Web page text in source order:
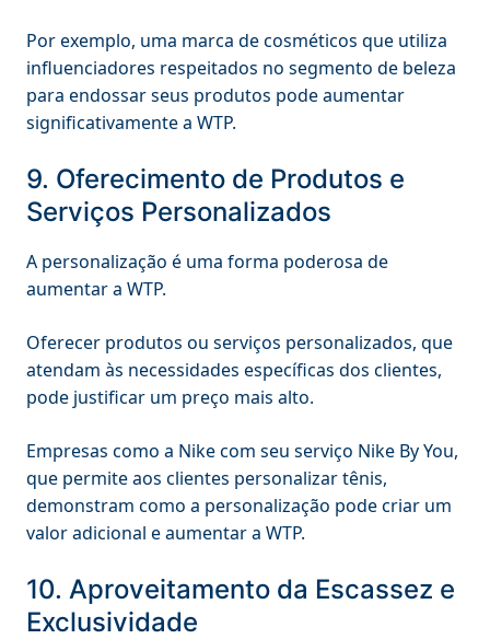
Por exemplo, uma marca de cosméticos que utiliza
influenciadores respeitados no segmento de beleza
para endossar seus produtos pode aumentar
significativamente a WTP.
9. Oferecimento de Produtos e
Serviços Personalizados
A personalização é uma forma poderosa de
aumentar a WTP.
Oferecer produtos ou serviços personalizados, que
atendam às necessidades específicas dos clientes,
pode justificar um preço mais alto.
Empresas como a Nike com seu serviço Nike By You,
que permite aos clientes personalizar tênis,
demonstram como a personalização pode criar um
valor adicional e aumentar a WTP.
10. Aproveitamento da Escassez e
Exclusividade